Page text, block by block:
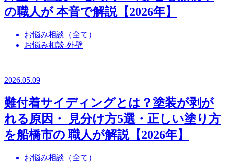
の職人が 本音で解説【2026年】
お悩み相談（全て）
お悩み相談-外壁
2026.05.09
難付着サイディングとは？塗装が剥が
れる原因・ 見分け方5選・正しい塗り方
を船橋市の 職人が解説【2026年】
お悩み相談（全て）